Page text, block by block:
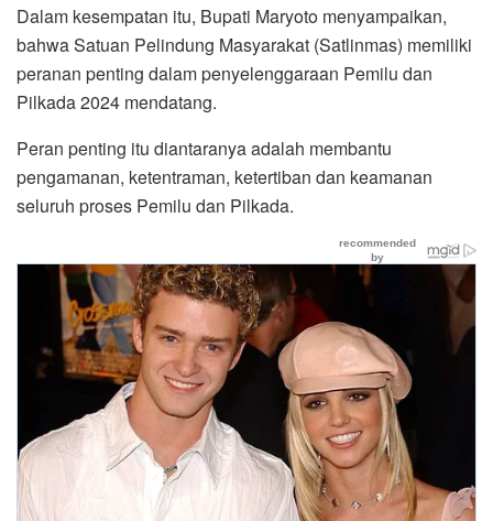
Dalam kesempatan itu, Bupati Maryoto menyampaikan,
bahwa Satuan Pelindung Masyarakat (Satlinmas) memiliki
peranan penting dalam penyelenggaraan Pemilu dan
Pilkada 2024 mendatang.
Peran penting itu diantaranya adalah membantu
pengamanan, ketentraman, ketertiban dan keamanan
seluruh proses Pemilu dan Pilkada.